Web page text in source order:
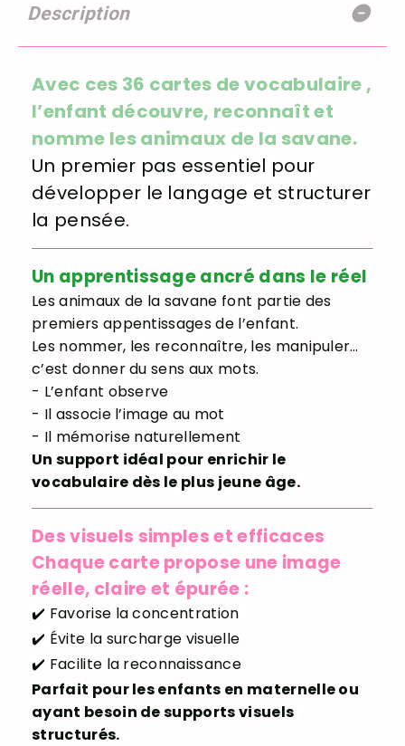
Description
Avec ces 36 cartes de vocabulaire ,
l’enfant découvre, reconnaît et
nomme les animaux de la savane.
Un premier pas essentiel pour
développer le langage et structurer
la pensée.
Un apprentissage ancré dans le réel
Les animaux de la savane font partie des
premiers appentissages de l’enfant.
Les nommer, les reconnaître, les manipuler…
c’est donner du sens aux mots.
- L’enfant observe
- Il associe l’image au mot
- Il mémorise naturellement
Un support idéal pour enrichir le
vocabulaire dès le plus jeune âge.
Des visuels simples et efficaces
Chaque carte propose une image
réelle, claire et épurée :
✔️ Favorise la concentration
✔️ Évite la surcharge visuelle
✔️ Facilite la reconnaissance
Parfait pour les enfants en maternelle ou
ayant besoin de supports visuels
structurés.